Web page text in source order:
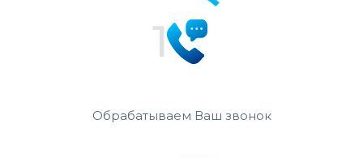
Обрабатываем Ваш звонок